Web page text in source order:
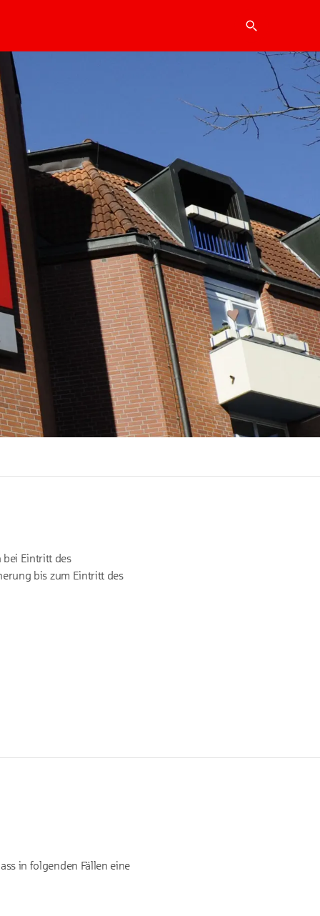
Suche
bei Eintritt des
bis zum Eintritt des
in folgenden Fällen eine